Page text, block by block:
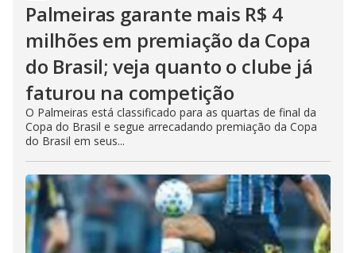
Palmeiras garante mais R$ 4
milhões em premiação da Copa
do Brasil; veja quanto o clube já
faturou na competição
O Palmeiras está classificado para as quartas de final da
Copa do Brasil e segue arrecadando premiação da Copa
do Brasil em seus...